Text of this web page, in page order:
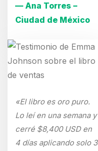
— Ana Torres –
Ciudad de México
«El libro es oro puro.
Lo leí en una semana y
cerré $8,400 USD en
4 días aplicando solo 3